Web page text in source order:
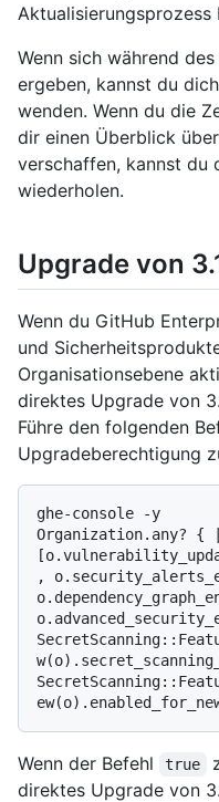
Aktualisierungsprozess
Wenn sich während
ergeben, kannst du
wenden. Wenn du die
dir einen Überblick
verschaffen, kannst du
wiederholen.
Upgrade von
Wenn du GitHub
und
Organisationsebene
direktes Upgrade von
Führe den folgenden
Upgradeberechtigung
ghe-console -y
Organization.any? {
,
Wenn der Befehl true
direktes Upgrade von